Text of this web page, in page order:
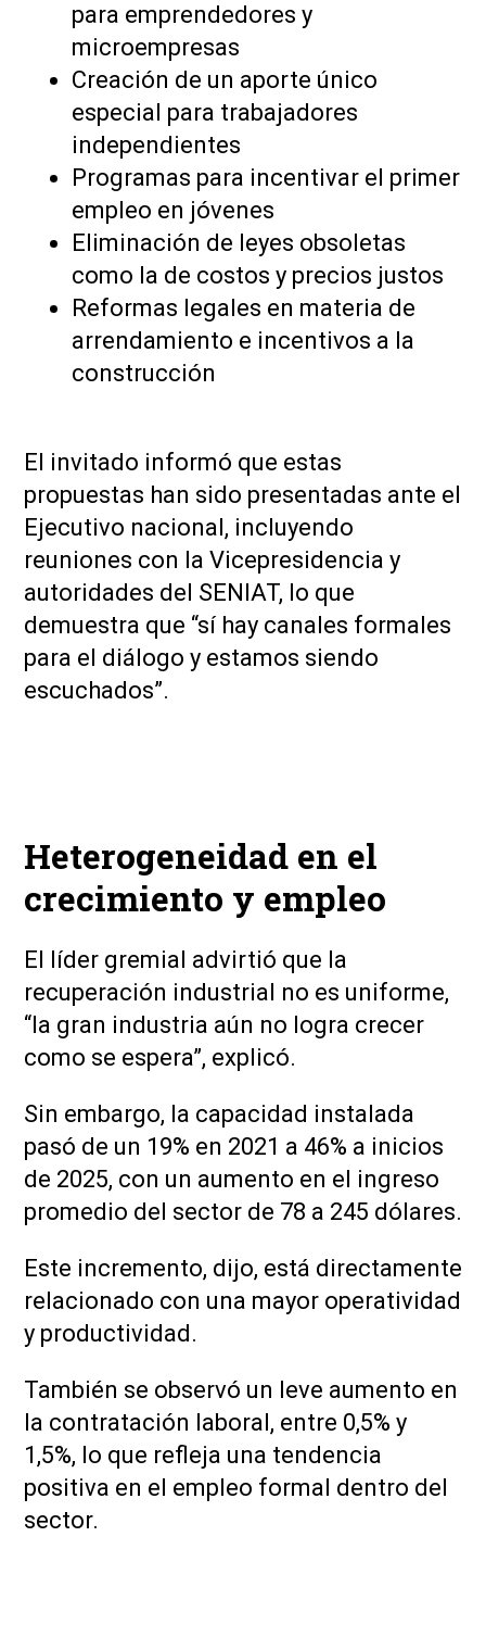
para emprendedores y
microempresas
Creación de un aporte único
especial para trabajadores
independientes
Programas para incentivar el primer
empleo en jóvenes
Eliminación de leyes obsoletas
como la de costos y precios justos
Reformas legales en materia de
arrendamiento e incentivos a la
construcción
El invitado informó que estas
propuestas han sido presentadas ante el
Ejecutivo nacional, incluyendo
reuniones con la Vicepresidencia y
autoridades del SENIAT, lo que
demuestra que “sí hay canales formales
para el diálogo y estamos siendo
escuchados”.
Heterogeneidad en el
crecimiento y empleo
El líder gremial advirtió que la
recuperación industrial no es uniforme,
“la gran industria aún no logra crecer
como se espera”, explicó.
Sin embargo, la capacidad instalada
pasó de un 19% en 2021 a 46% a inicios
de 2025, con un aumento en el ingreso
promedio del sector de 78 a 245 dólares.
Este incremento, dijo, está directamente
relacionado con una mayor operatividad
y productividad.
También se observó un leve aumento en
la contratación laboral, entre 0,5% y
1,5%, lo que refleja una tendencia
positiva en el empleo formal dentro del
sector.